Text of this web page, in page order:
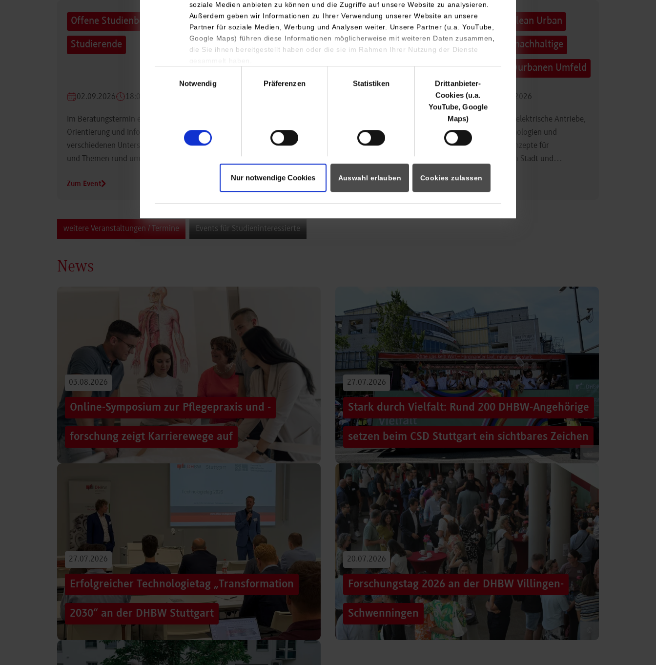
soziale Medien anbieten zu können und die Zugriffe auf unsere Website zu analysieren.
Außerdem geben wir Informationen zu Ihrer Verwendung unserer Website an unsere
Partner für soziale Medien, Werbung und Analysen weiter. Unsere Partner (u.a. YouTube,
Google Maps) führen diese Informationen möglicherweise mit weiteren Daten zusammen,
die Sie ihnen bereitgestellt haben oder die sie im Rahmen Ihrer Nutzung der Dienste
Notwendig
Präferenzen Statistiken
Drittanbieter-
Cookies (u.a.
YouTube, Google
Maps)
Nur notwendige Cookies Auswahl erlauben Cookies zulassen
Offene Studienberatung für
Studierende
02.09.2026 18:00 Uhr
Im Beratungstermin erhalten Studierende
Orientierung und Informationen zu
verschiedenen Unterstützungsmöglichkeiten
und Themen rund um das Studium.
Zum Event
INDIS-Infoveranstaltung für
Studierende
Studierende
Zum Event
Technologietag: Clean Urban
Transportation – nachhaltige
Mobilität im (sub)urbanen Umfeld
16.09.2026 - 17.09.2026
Im Mittelpunkt stehen elektrische Antriebe,
moderne Batterietechnologien und
innovative Fahrzeugkonzepte für
nachhaltige Mobilität in Stadt und…
weitere Veranstaltungen / Termine Events für Studieninteressierte
News
03.08.2026
Online-Symposium zur Pflegepraxis und -
forschung zeigt Karrierewege auf
Von der Promotion in Australien über die Weiterentwicklung
Führungsaufgaben – Drei…
Beitrag lesen
27.07.2026
Stark durch Vielfalt: Rund 200 DHBW-Angehörige
setzen beim CSD Stuttgart ein sichtbares Zeichen
Hunderttausende Menschen säumten am Samstag die Straßen der
Stuttgarter Innenstadt. Mitten im farbenfrohen Zug: ein eigener DHBW-
Truck, eine große…
Beitrag lesen
27.07.2026
Erfolgreicher Technologietag „Transformation
2030“ an der DHBW Stuttgart
Wie gelingt Transformation in einer Zeit, in der sich Technologien, Märkte
und gesellschaftliche Rahmenbedingungen immer schneller verändern?
Genau…
20.07.2026
Forschungstag 2026 an der DHBW Villingen-
Schwenningen
Grenzen überschreiten – und dennoch eine Verbindung schaffen, mit